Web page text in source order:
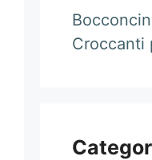
Croccanti